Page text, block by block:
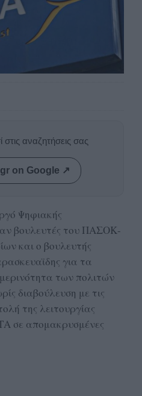
αναζητήσεις σας
on Google ↗
Ψηφιακής
βουλευτές του ΠΑΣΟΚ-
και ο βουλευτής
για τα
των πολιτών
διαβούλευση με τις
της λειτουργίας
σε απομακρυσμένες